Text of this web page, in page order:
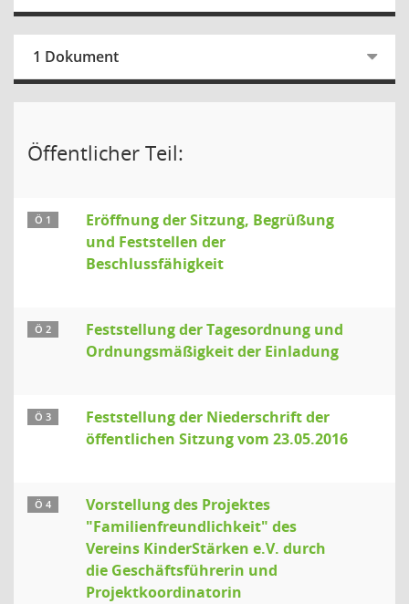
1 Dokument
Öffentlicher Teil:
Ö 1
Eröffnung der Sitzung, Begrüßung
und Feststellen der
Beschlussfähigkeit
Ö 2
Feststellung der Tagesordnung und
Ordnungsmäßigkeit der Einladung
Ö 3
Feststellung der Niederschrift der
öffentlichen Sitzung vom 23.05.2016
Ö 4
Vorstellung des Projektes
"Familienfreundlichkeit" des
Vereins KinderStärken e.V. durch
die Geschäftsführerin und
Projektkoordinatorin